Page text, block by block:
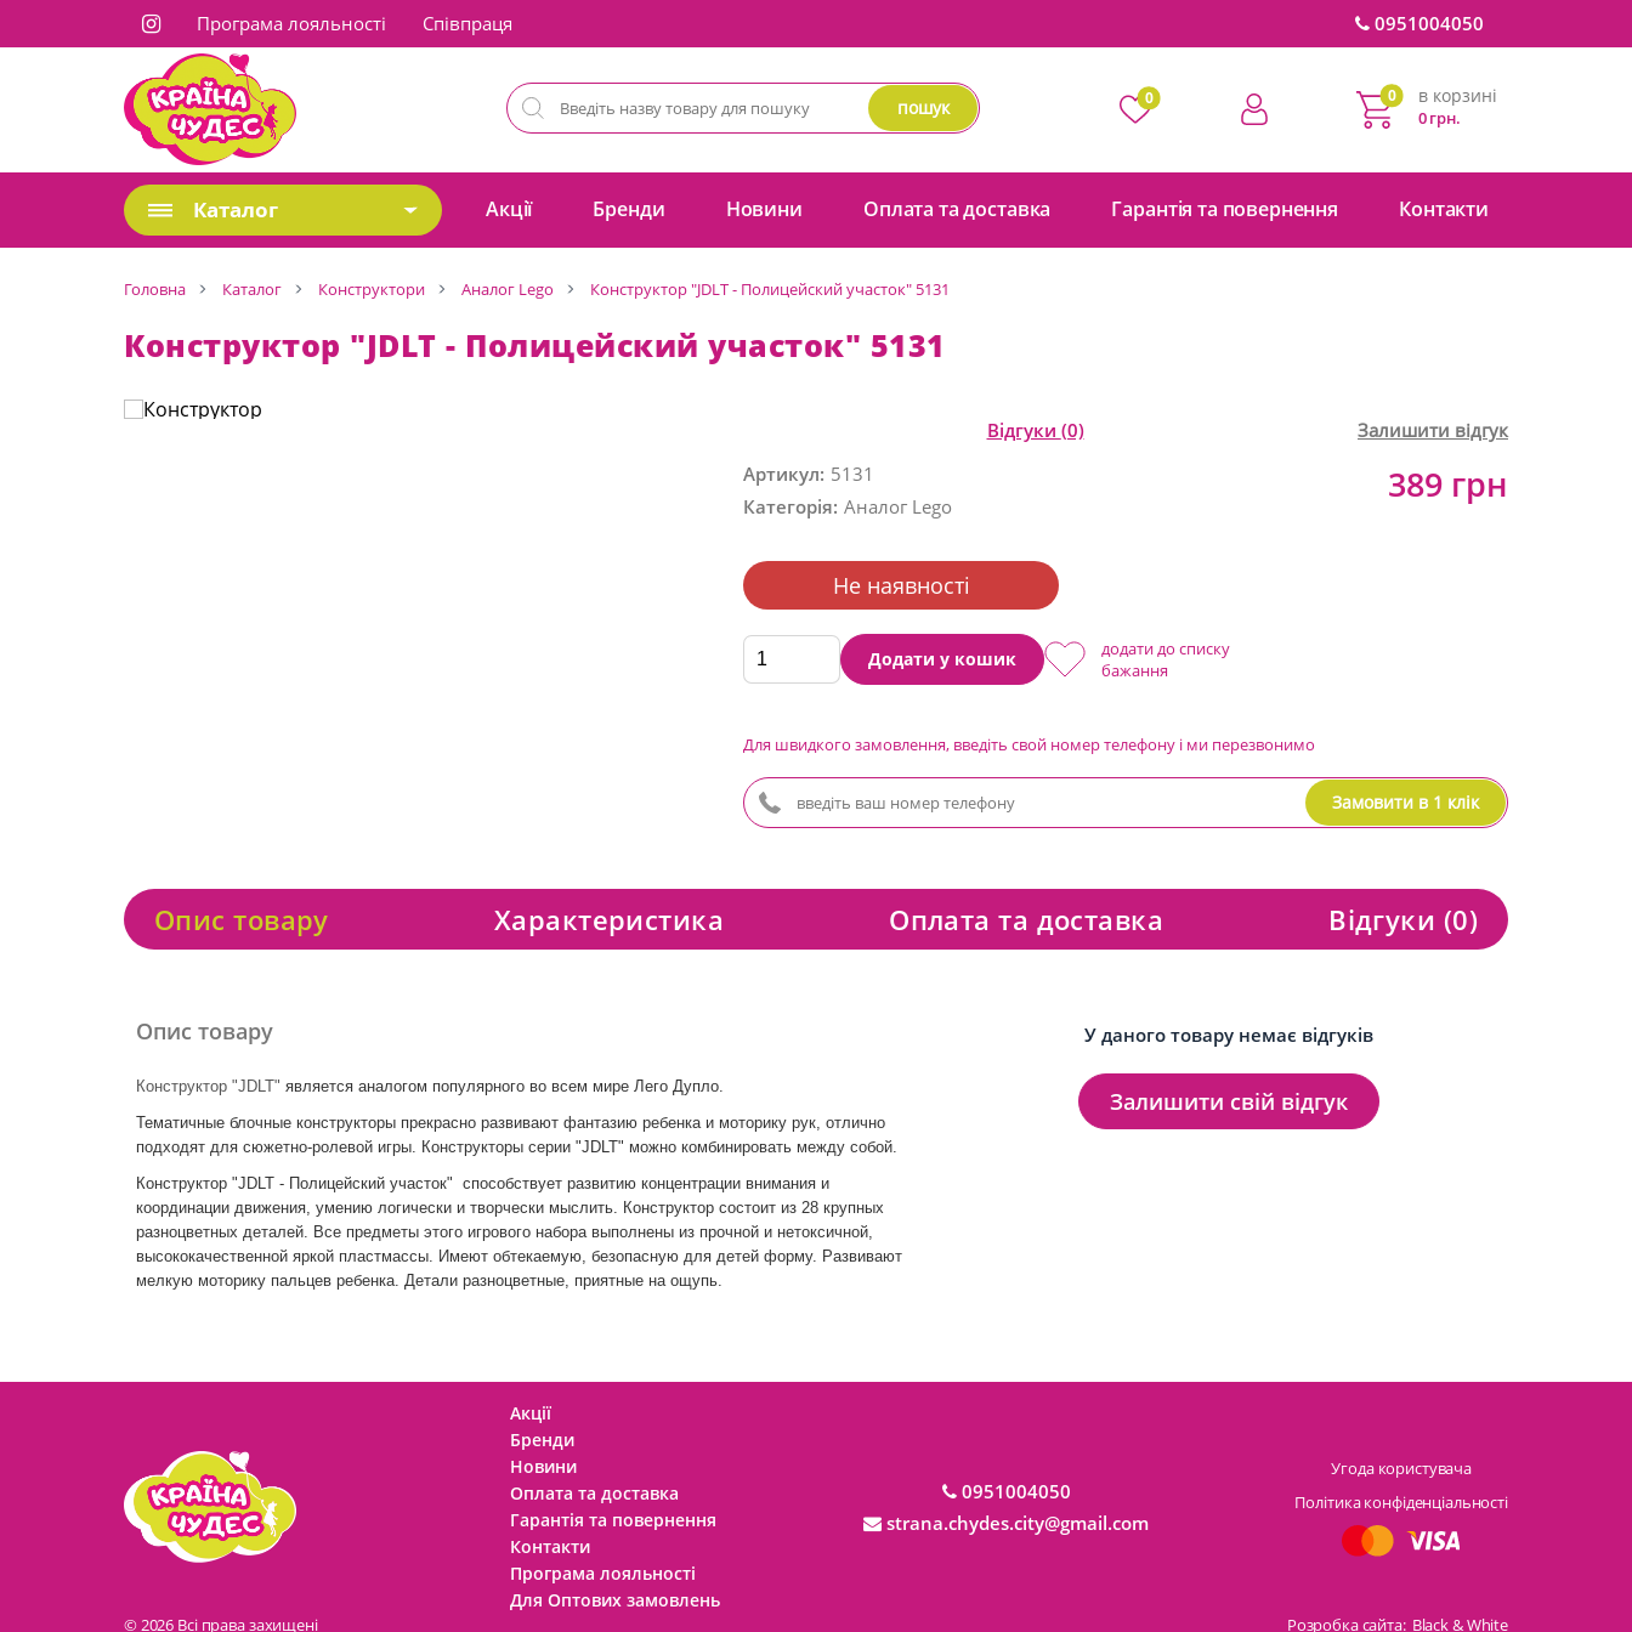
Програма лояльності Cпівпраця 0951004050
пошук 0 0 в корзині
0 грн.
Каталог Акції Бренди Новини Оплата та доставка Гарантія та повернення Контакти
Головна Каталог Конструктори Аналог Lego Конструктор "JDLT - Полицейский участок" 5131
Конструктор "JDLT - Полицейский участок" 5131
Відгуки (0)
Залишити відгук
Артикул: 5131
Категорія: Аналог Lego 389 грн
Не наявності
Додати у кошик
додати до списку
бажання
Для швидкого замовлення, введіть свой номер телефону і ми перезвонимо
Замовити в 1 клік
Опис товару Характеристика Оплата та доставка Відгуки (0)
Опис товару
Конструктор "JDLT" является аналогом популярного во всем мире Лего Дупло.
Тематичные блочные конструкторы прекрасно развивают фантазию ребенка и моторику рук, отлично
подходят для сюжетно-ролевой игры. Конструкторы серии "JDLT" можно комбинировать между собой.
Конструктор "JDLT - Полицейский участок" способствует развитию концентрации внимания и
координации движения, умению логически и творчески мыслить. Конструктор состоит из 28 крупных
разноцветных деталей. Все предметы этого игрового набора выполнены из прочной и нетоксичной,
высококачественной яркой пластмассы. Имеют обтекаемую, безопасную для детей форму. Развивают
мелкую моторику пальцев ребенка. Детали разноцветные, приятные на ощупь.
У даного товару немає відгуків
Залишити свій відгук
Акції
Бренди
Новини
Оплата та доставка
Гарантія та повернення
Контакти
Програма лояльності
Для Оптових замовлень
0951004050
strana.chydes.city@gmail.com
Угода користувача
Політика конфіденціальності
© 2026 Всі права захищені Розробка сайта: Black & White